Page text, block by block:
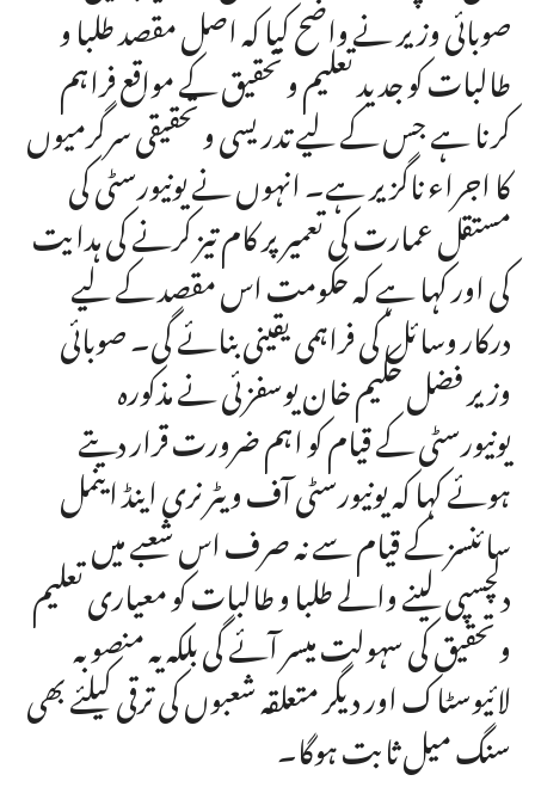
صوبائی وزیر نے واضح کیا کہ اصل مقصد طلبا و
طالبات کو جدید تعلیم و تحقیق کے مواقع فراہم
کرنا ہے جس کے لیے تدریسی و تحقیقی سرگرمیوں
کا اجراء ناگزیر ہے۔ انہوں نے یونیورسٹی کی
مستقل عمارت کی تعمیر پر کام تیز کرنے کی ہدایت
کی اور کہا ہے کہ حکومت اس مقصد کے لیے
درکار وسائل کی فراہمی یقینی بنائے گی۔ صوبائی
وزیر فضل حکیم خان یوسفزئی نے مذکورہ
یونیورسٹی کے قیام کو اہم ضرورت قرار دیتے
ہوئے کہا کہ یونیورسٹی آف ویٹرنری اینڈ اینمل
سائنسز کے قیام سے نہ صرف اس شعبے میں
دلچسپی لینے والے طلبا و طالبات کو معیاری تعلیم
و تحقیق کی سہولت میسر آئے گی بلکہ یہ منصوبہ
لائیوسٹاک اور دیگر متعلقہ شعبوں کی ترقی کیلئے بھی
سنگ میل ثابت ہوگا۔